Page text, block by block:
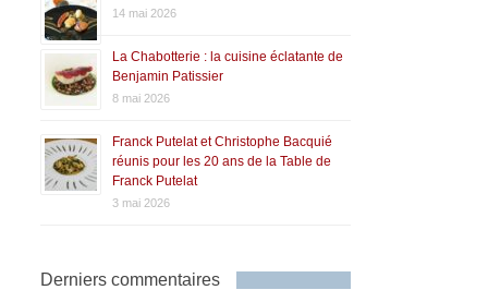
14 mai 2026
La Chabotterie : la cuisine éclatante de
Benjamin Patissier
8 mai 2026
Franck Putelat et Christophe Bacquié
réunis pour les 20 ans de la Table de
Franck Putelat
3 mai 2026
Derniers commentaires